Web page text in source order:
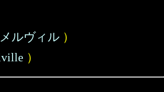
ルヴィル ）
）